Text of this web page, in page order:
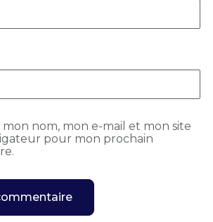
nom, mon e-mail et mon site
pour mon prochain